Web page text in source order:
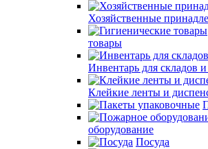
Хозяйственные
товары
Инвентарь для складов
Клейкие ленты и
оборудование
Посуда